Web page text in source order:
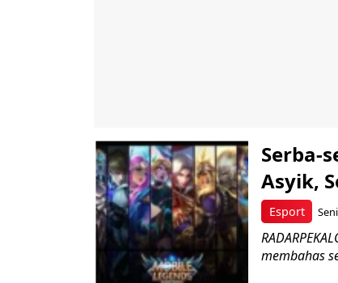
Esport
Serba-
Asyik,
membahas